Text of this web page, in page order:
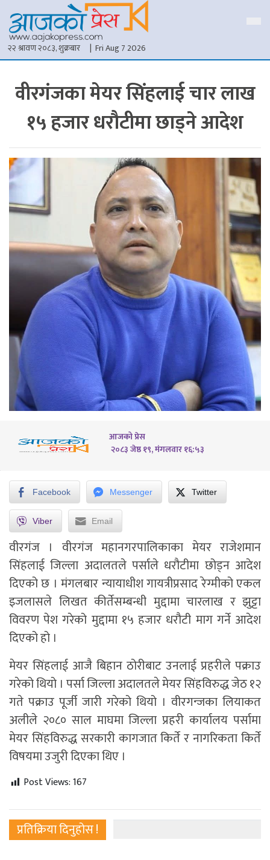
२२ श्रावण २०८३, शुक्रबार | Fri Aug 7 2026
वीरगंजका मेयर सिंहलाई चार लाख
१५ हजार धरौटीमा छाड्ने आदेश
आजको प्रेस
२०८३ जेष्ठ १९, मंगलवार १६:५३
Facebook Messenger Twitter
Viber Email
वीरगंज । वीरगंज महानगरपालिकाका मेयर राजेशमान
सिंहलाई जिल्ला अदालतले पर्साले धरौटीमा छोड्न आदेश
दिएको छ । मंगलबार न्यायाधीश गायत्रीप्रसाद रेग्मीको एकल
इजलासले लिखत कीर्तेसम्बन्धी मुद्दामा चारलाख र झुट्टा
विवरण पेश गरेको मुद्दामा १५ हजार धरौटी माग गर्ने आदेश
दिएको हो ।
मेयर सिंहलाई आजै बिहान ठोरीबाट उनलाई प्रहरीले पक्राउ
गरेको थियो । पर्सा जिल्ला अदालतले मेयर सिंहविरुद्ध जेठ १२
गते पक्राउ पूर्जी जारी गरेको थियो । वीरगन्जका लियाकत
अलीले २०८० साल माघमा जिल्ला प्रहरी कार्यालय पर्सामा
मेयर सिंहविरुद्ध सरकारी कागजात किर्ते र नागरिकता किर्ते
विषयमा उजुरी दिएका थिए ।
Post Views:167
प्रतिक्रिया दिनुहोस !